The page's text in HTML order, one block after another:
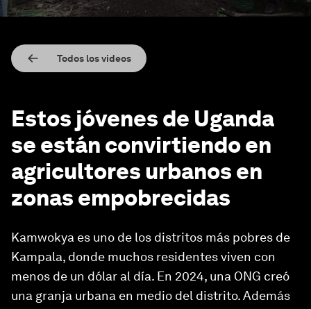
Todos los videos
Estos jóvenes de Uganda
se están convirtiendo en
agricultores urbanos en
zonas empobrecidas
Kamwokya es uno de los distritos más pobres de
Kampala, donde muchos residentes viven con
menos de un dólar al día. En 2024, una ONG creó
una granja urbana en medio del distrito. Además